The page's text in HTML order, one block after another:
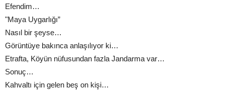
Efendim…
"Maya Uygarlığı”
Nasıl bir şeyse…
Görüntüye bakınca anlaşılıyor ki…
Etrafta, Köyün nüfusundan fazla Jandarma var…
Sonuç…
Kahvaltı için gelen beş on kişi…